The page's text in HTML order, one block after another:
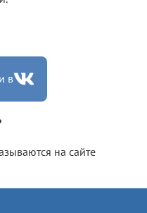
в
на сайте